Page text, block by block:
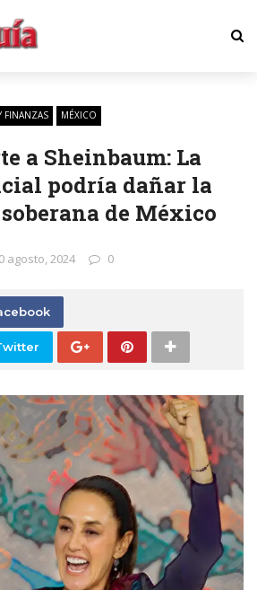
FINANZAS MÉXICO
a Sheinbaum: La
podría dañar la
de México
agosto, 2024 0